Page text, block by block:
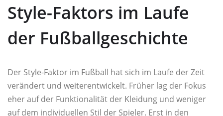
Style-Faktors im Laufe
der Fußballgeschichte
Der Style-Faktor im Fußball hat sich im Laufe der Zeit
verändert und weiterentwickelt. Früher lag der Fokus
eher auf der Funktionalität der Kleidung und weniger
auf dem individuellen Stil der Spieler. Erst in den